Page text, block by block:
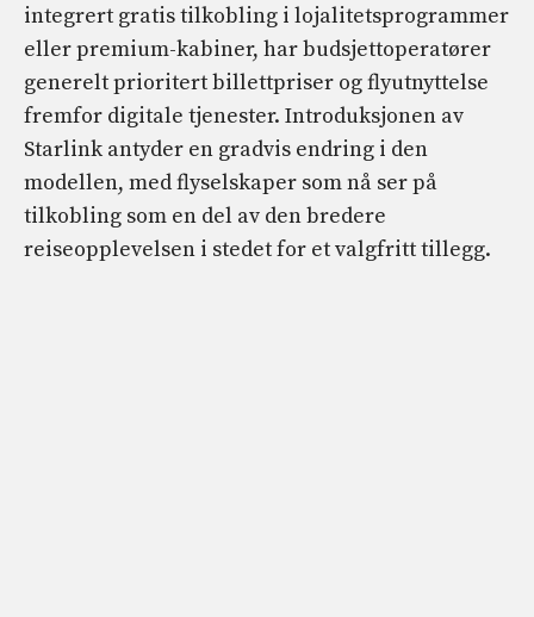
integrert gratis tilkobling i lojalitetsprogrammer
eller premium-kabiner, har budsjettoperatører
generelt prioritert billettpriser og flyutnyttelse
fremfor digitale tjenester. Introduksjonen av
Starlink antyder en gradvis endring i den
modellen, med flyselskaper som nå ser på
tilkobling som en del av den bredere
reiseopplevelsen i stedet for et valgfritt tillegg.